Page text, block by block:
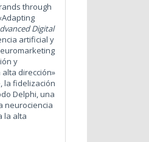
through
Digital
artificial y
y
dirección»
la fidelización
Delphi, una
neurociencia
la alta